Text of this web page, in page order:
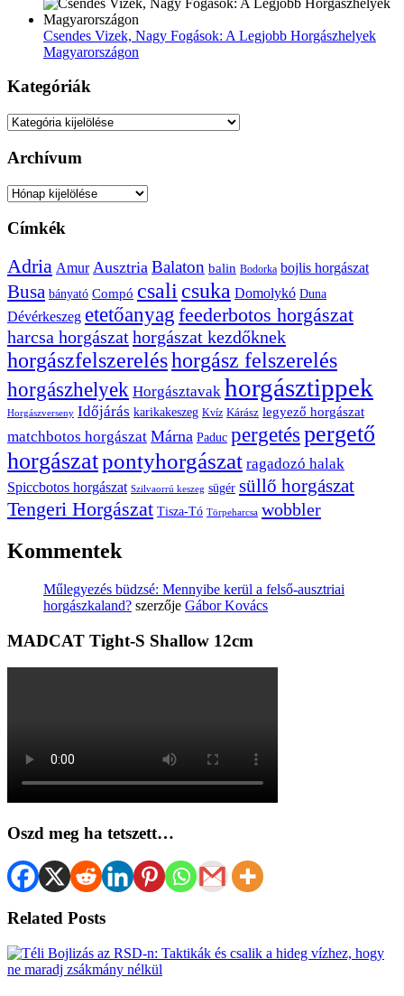
Csendes Vizek, Nagy Fogások: A Legjobb Horgászhelyek
Magyarországon
Kategóriák
Kategóriák
Archívum
Archívum
Címkék
Adria Amur Ausztria Balaton balin Bodorka bojlis horgászat
Busa bányató Compó csali csuka Domolykó Duna
Dévérkeszeg etetőanyag feederbotos horgászat
harcsa horgászathorgászat kezdőknek
horgászfelszereléshorgász felszerelés
horgászhelyek Horgásztavak horgásztippek
Horgászverseny Időjárás karikakeszeg Kvíz Kárász legyező horgászat
matchbotos horgászat Márna Paduc pergetéspergető
horgászatpontyhorgászat ragadozó halak
Spiccbotos horgászat Szilvaorrú keszeg sügér süllő horgászat
Tengeri Horgászat Tisza-Tó Törpeharcsa wobbler
Kommentek
Műlegyezés büdzsé: Mennyibe kerül a felső-ausztriai
horgászkaland? szerzője Gábor Kovács
MADCAT Tight-S Shallow 12cm
Oszd meg ha tetszett…
Related Posts